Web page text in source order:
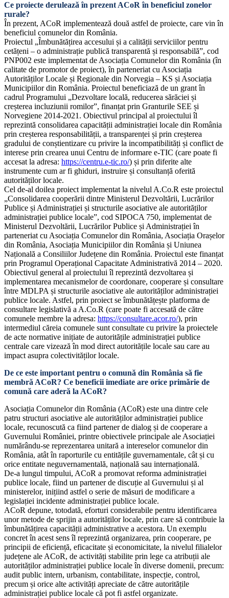
Ce proiecte derulează în prezent ACoR în beneficiul zonelor
rurale?
În prezent, ACoR implementează două astfel de proiecte, care vin în
beneficiul comunelor din România.
Proiectul „Îmbunătățirea accesului și a calității serviciilor pentru
cetățeni – o administrație publică transparentă și responsabilă”, cod
PNP002 este implementat de Asociația Comunelor din România (în
calitate de promotor de proiect), în parteneriat cu Asociația
Autorităților Locale și Regionale din Norvegia – KS și Asociația
Municipiilor din România. Proiectul beneficiază de un grant în
cadrul Programului „Dezvoltare locală, reducerea sărăciei și
creșterea incluziunii romilor”, finanțat prin Granturile SEE și
Norvegiene 2014-2021. Obiectivul principal al proiectului îl
reprezintă consolidarea capacității administrației locale din România
prin creșterea responsabilității, a transparenței și prin creșterea
gradului de conștientizare cu privire la incompatibilități și conflict de
interese prin crearea unui Centru de informare e-TIC (care poate fi
accesat la adresa: https://centru.e-tic.ro/) și prin diferite alte
instrumente cum ar fi ghiduri, instruire și consultanță oferită
autorităților locale.
Cel de-al doilea proiect implementat la nivelul A.Co.R este proiectul
„Consolidarea cooperării dintre Ministerul Dezvoltării, Lucrărilor
Publice și Administrației și structurile asociative ale autorităților
administrației publice locale”, cod SIPOCA 750, implementat de
Ministerul Dezvoltării, Lucrărilor Publice și Administrației în
parteneriat cu Asociația Comunelor din România, Asociația Orașelor
din România, Asociația Municipiilor din România și Uniunea
Națională a Consiliilor Județene din România. Proiectul este finanțat
prin Programul Operațional Capacitate Administrativă 2014 – 2020.
Obiectivul general al proiectului îl reprezintă dezvoltarea și
implementarea mecanismelor de coordonare, cooperare și consultare
între MDLPA și structurile asociative ale autorităților administrației
publice locale. Astfel, prin proiect se îmbunătățește platforma de
consultare legislativă a A.Co.R (care poate fi accesată de către
comunele membre la adresa: https://consultare.acor.ro/), prin
intermediul căreia comunele sunt consultate cu privire la proiectele
de acte normative inițiate de autoritățile administrației publice
centrale care vizează în mod direct autoritățile locale sau care au
impact asupra colectivităților locale.
De ce este important pentru o comună din România să fie
membră ACoR? Ce beneficii imediate are orice primărie de
comună care aderă la ACoR?
Asociația Comunelor din România (ACoR) este una dintre cele
patru structuri asociative ale autorităților administrației publice
locale, recunoscută ca fiind partener de dialog și de cooperare a
Guvernului României, printre obiectivele principale ale Asociației
numărându-se reprezentarea unitară a intereselor comunelor din
România, atât în raporturile cu entitățile guvernamentale, cât și cu
orice entitate neguvernamentală, națională sau internațională.
De-a lungul timpului, ACoR a promovat reforma administrației
publice locale, fiind un partener de discuție al Guvernului și al
ministerelor, inițiind astfel o serie de măsuri de modificare a
legislației incidente administrației publice locale.
ACoR depune, totodată, eforturi considerabile pentru identificarea
unor metode de sprijin a autorităților locale, prin care să contribuie la
îmbunătățirea capacității administrative a acestora. Un exemplu
concret în acest sens îl reprezintă organizarea, prin cooperare, pe
principii de eficiență, eficacitate și economicitate, la nivelul filialelor
județene ale ACoR, de activități stabilite prin lege ca atribuții ale
autorităților administrației publice locale în diverse domenii, precum:
audit public intern, urbanism, contabilitate, inspecție, control,
precum și orice alte activități apreciate de către autoritățile
administrației publice locale că pot fi astfel organizate.